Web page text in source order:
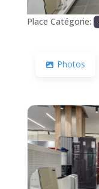
Place Catégorie:
Photos